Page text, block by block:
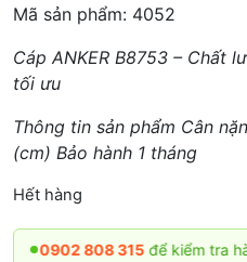
Mã sản phẩm: 4052
Cáp ANKER B8753 – Chất
tối ưu
Thông tin sản phẩm Cân
(cm) Bảo hành 1 tháng
Hết hàng
808 315để kiểm tra hàng